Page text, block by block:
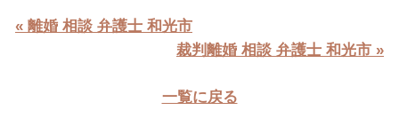
« 離婚 相談 弁護士 和光市
裁判離婚 相談 弁護士 和光市 »
一覧に戻る